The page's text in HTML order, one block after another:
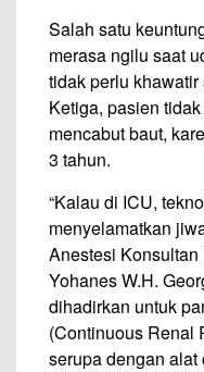
Salah satu
merasa ngilu saat
tidak perlu
Ketiga, pasien
mencabut baut,
3 tahun.
“Kalau di ICU,
menyelamatkan
Anestesi Konsultan
Yohanes W.H.
dihadirkan untuk
(Continuous Renal
serupa dengan alat